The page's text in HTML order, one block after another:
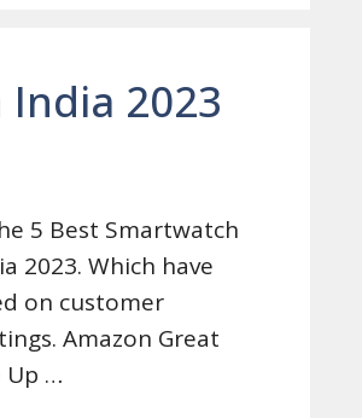
2023
5 Best Smartwatch
2023. Which have
on customer
Amazon Great
Up …